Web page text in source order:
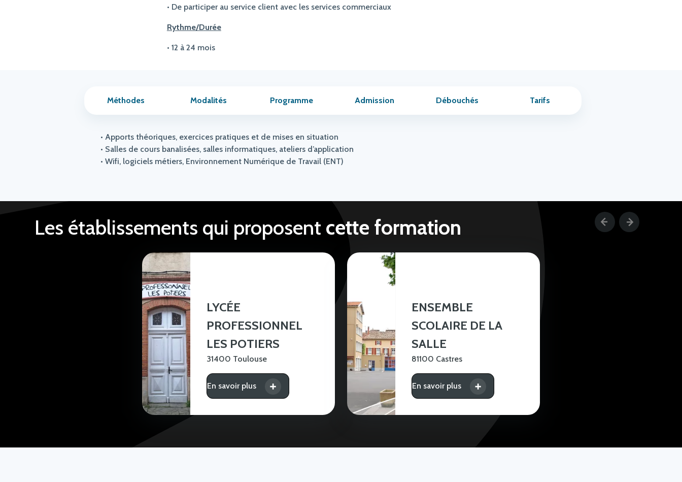
• De participer au service client avec les services commerciaux
Rythme/Durée
• 12 à 24 mois
Méthodes Modalités Programme Admission Débouchés Tarifs
• Apports théoriques, exercices pratiques et de mises en situation
• Salles de cours banalisées, salles informatiques, ateliers d’application
• Wifi, logiciels métiers, Environnement Numérique de Travail (ENT)
Les établissements qui proposent cette formation
31400 Toulouse
LYCÉE
PROFESSIONNEL
LES POTIERS
En savoir plus
81100 Castres
ENSEMBLE
SCOLAIRE DE LA
SALLE
En savoir plus